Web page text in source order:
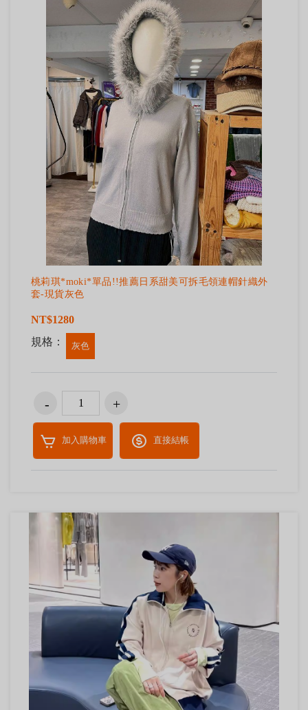
桃莉琪*moki*單品!!推薦日系甜美可拆毛領連帽針織外
套-現貨灰色
NT$1280
規格：
灰色
加入購物車 直接結帳